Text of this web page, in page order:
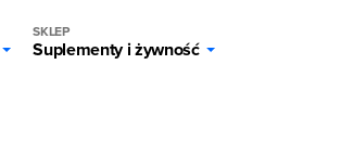
SKLEP
Suplementy i żywność